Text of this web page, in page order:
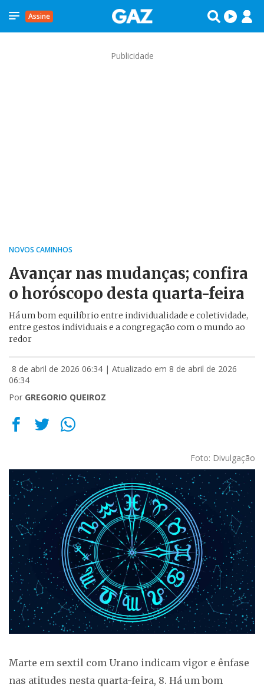
Assine
Publicidade
NOVOS CAMINHOS
Avançar nas mudanças; confira
o horóscopo desta quarta-feira
Há um bom equilíbrio entre individualidade e coletividade,
entre gestos individuais e a congregação com o mundo ao
redor
8 de abril de 2026 06:34 | Atualizado em 8 de abril de 2026
06:34
Por GREGORIO QUEIROZ
Foto: Divulgação
Marte em sextil com Urano indicam vigor e ênfase
nas atitudes nesta quarta-feira, 8. Há um bom